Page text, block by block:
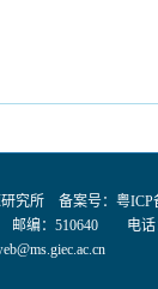
究所 备案号： 粤ICP
编：510640 电话：